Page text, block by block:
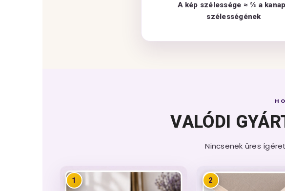
A kép szélessége ≈ ⅔ a
szélességének
VALÓDI
Nincsenek üres
1 2